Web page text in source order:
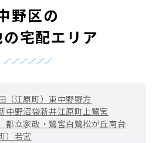
野区の
宅配エリア
（江原町）東中野野方
中野沼袋新井江原町上鷺宮
都立家政・鷺宮白鷺松が丘南台
若宮